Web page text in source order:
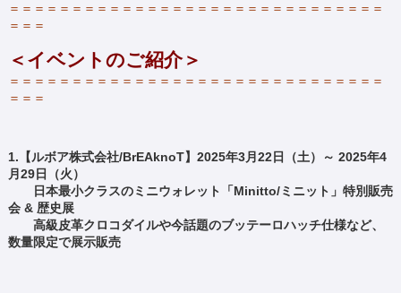
＝＝＝＝＝＝＝＝＝＝＝＝＝＝＝＝＝＝＝＝＝＝＝＝＝＝＝＝＝＝
＝＝＝
＜イベントのご紹介＞
＝＝＝＝＝＝＝＝＝＝＝＝＝＝＝＝＝＝＝＝＝＝＝＝＝＝＝＝＝＝
＝＝＝
1.【ルボア株式会社/BrEAknoT】2025年3月22日（土）～ 2025年4
月29日（火）
日本最小クラスのミニウォレット「Minitto/ミニット」特別販売
会 & 歴史展
高級皮革クロコダイルや今話題のブッテーロハッチ仕様など、
数量限定で展示販売